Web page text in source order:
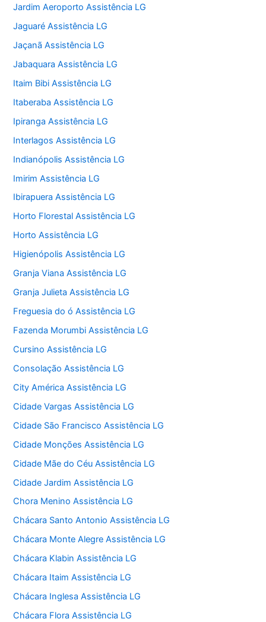
Jardim Aeroporto Assistência LG
Jaguaré Assistência LG
Jaçanã Assistência LG
Jabaquara Assistência LG
Itaim Bibi Assistência LG
Itaberaba Assistência LG
Ipiranga Assistência LG
Interlagos Assistência LG
Indianópolis Assistência LG
Imirim Assistência LG
Ibirapuera Assistência LG
Horto Florestal Assistência LG
Horto Assistência LG
Higienópolis Assistência LG
Granja Viana Assistência LG
Granja Julieta Assistência LG
Freguesia do ó Assistência LG
Fazenda Morumbi Assistência LG
Cursino Assistência LG
Consolação Assistência LG
City América Assistência LG
Cidade Vargas Assistência LG
Cidade São Francisco Assistência LG
Cidade Monções Assistência LG
Cidade Mãe do Céu Assistência LG
Cidade Jardim Assistência LG
Chora Menino Assistência LG
Chácara Santo Antonio Assistência LG
Chácara Monte Alegre Assistência LG
Chácara Klabin Assistência LG
Chácara Itaim Assistência LG
Chácara Inglesa Assistência LG
Chácara Flora Assistência LG